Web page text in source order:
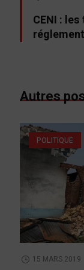
CENI :
Autres
POLITIQUE
15 MARS 2019